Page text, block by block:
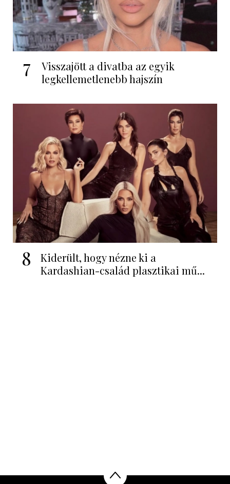
7
Visszajött a divatba az egyik
legkellemetlenebb hajszín
8
Kiderült, hogy nézne ki a
Kardashian-család plasztikai mű...